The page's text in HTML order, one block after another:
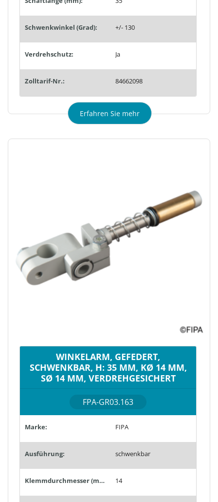
Schwenkwinkel (Grad): +/- 130
Verdrehschutz: Ja
Zolltarif-Nr.: 84662098
Erfahren Sie mehr
WINKELARM, GEFEDERT,
SCHWENKBAR, H: 35 MM, KØ 14 MM,
SØ 14 MM, VERDREHGESICHERT
FPA-GR03.163
Marke: FIPA
Ausführung: schwenkbar
Klemmdurchmesser (mm): 14